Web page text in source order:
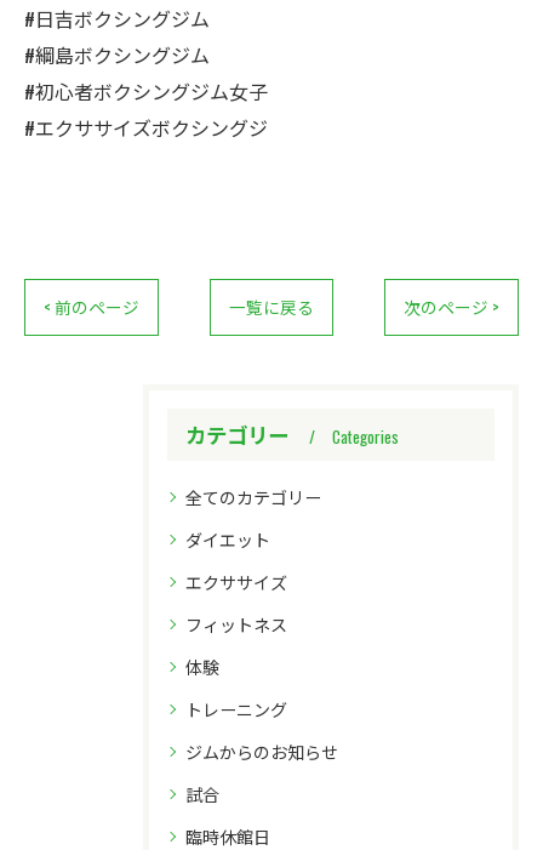
#日吉ボクシングジム
#綱島ボクシングジム
#初心者ボクシングジム女子
#エクササイズボクシングジ
< 前のページ 一覧に戻る 次のページ >
カテゴリー Categories
全てのカテゴリー
ダイエット
エクササイズ
フィットネス
体験
トレーニング
ジムからのお知らせ
試合
臨時休館日